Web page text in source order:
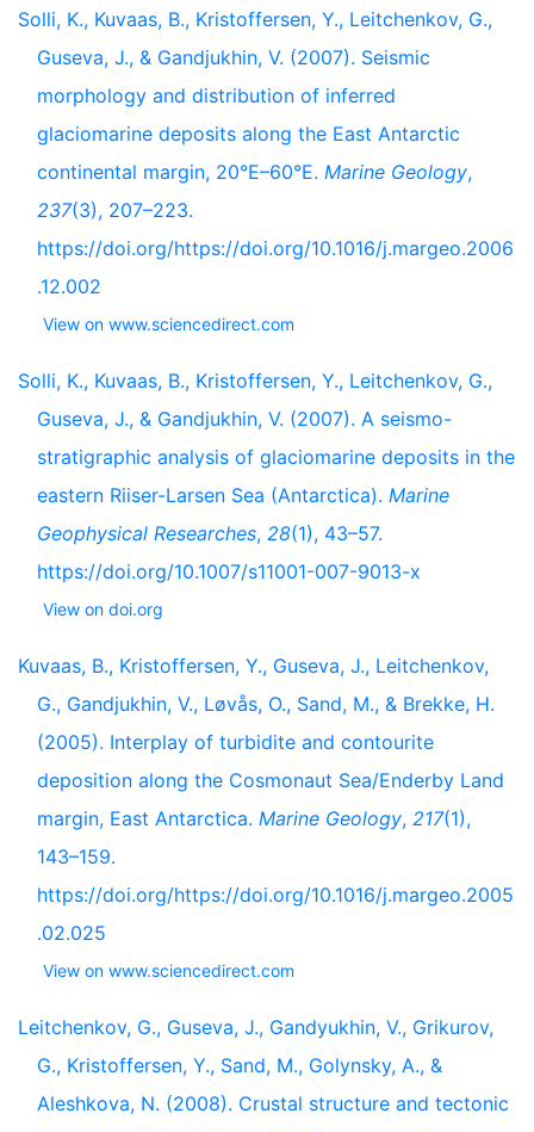
Solli, K., Kuvaas, B., Kristoffersen, Y., Leitchenkov, G.,
Guseva, J., & Gandjukhin, V. (2007). Seismic
morphology and distribution of inferred
glaciomarine deposits along the East Antarctic
continental margin, 20°E–60°E. Marine Geology,
237(3), 207–223.
https://doi.org/https://doi.org/10.1016/j.margeo.2006
.12.002
View on www.sciencedirect.com
Solli, K., Kuvaas, B., Kristoffersen, Y., Leitchenkov, G.,
Guseva, J., & Gandjukhin, V. (2007). A seismo-
stratigraphic analysis of glaciomarine deposits in the
eastern Riiser-Larsen Sea (Antarctica). Marine
Geophysical Researches, 28(1), 43–57.
https://doi.org/10.1007/s11001-007-9013-x
View on doi.org
Kuvaas, B., Kristoffersen, Y., Guseva, J., Leitchenkov,
G., Gandjukhin, V., Løvås, O., Sand, M., & Brekke, H.
(2005). Interplay of turbidite and contourite
deposition along the Cosmonaut Sea/Enderby Land
margin, East Antarctica. Marine Geology, 217(1),
143–159.
https://doi.org/https://doi.org/10.1016/j.margeo.2005
.02.025
View on www.sciencedirect.com
Leitchenkov, G., Guseva, J., Gandyukhin, V., Grikurov,
G., Kristoffersen, Y., Sand, M., Golynsky, A., &
Aleshkova, N. (2008). Crustal structure and tectonic